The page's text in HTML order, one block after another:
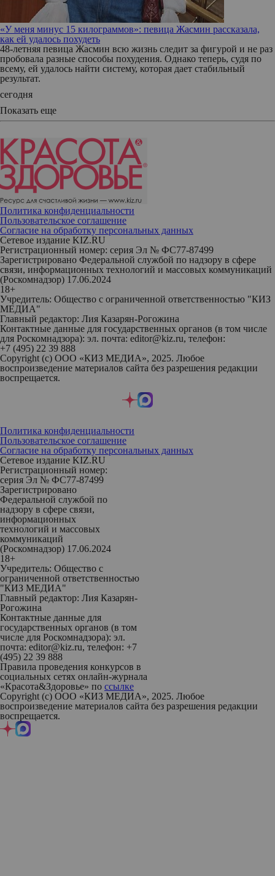
«У меня минус 15 килограммов»: певица Жасмин рассказала,
как ей удалось похудеть
48-летняя певица Жасмин всю жизнь следит за фигурой и не раз
пробовала разные способы похудения. Однако теперь, судя по
всему, ей удалось найти систему, которая дает стабильный
результат.
сегодня
Показать еще
Политика конфиденциальности
Пользовательское соглашение
Согласие на обработку персональных данных
Сетевое издание KIZ.RU
Регистрационный номер: серия Эл № ФС77-87499
Зарегистрировано Федеральной службой по надзору в сфере
связи, информационных технологий и массовых коммуникаций
(Роскомнадзор) 17.06.2024
18+
Учредитель: Общество с ограниченной ответственностью "КИЗ
МЕДИА"
Главный редактор: Лия Казарян-Рогожина
Контактные данные для государственных органов (в том числе
для Роскомнадзора): эл. почта: editor@kiz.ru, телефон:
+7 (495) 22 39 888
Copyright (с) ООО «КИЗ МЕДИА», 2025. Любое
воспроизведение материалов сайта без разрешения редакции
воспрещается.
Политика конфиденциальности
Пользовательское соглашение
Согласие на обработку персональных данных
Сетевое издание KIZ.RU
Регистрационный номер:
серия Эл № ФС77-87499
Зарегистрировано
Федеральной службой по
надзору в сфере связи,
информационных
технологий и массовых
коммуникаций
(Роскомнадзор) 17.06.2024
18+
Учредитель: Общество с
ограниченной ответственностью
"КИЗ МЕДИА"
Главный редактор: Лия Казарян-
Рогожина
Контактные данные для
государственных органов (в том
числе для Роскомнадзора): эл.
почта: editor@kiz.ru, телефон: +7
(495) 22 39 888
Правила проведения конкурсов в
социальных сетях онлайн-журнала
«Красота&Здоровье» по ссылке
Copyright (с) ООО «КИЗ МЕДИА», 2025. Любое
воспроизведение материалов сайта без разрешения редакции
воспрещается.